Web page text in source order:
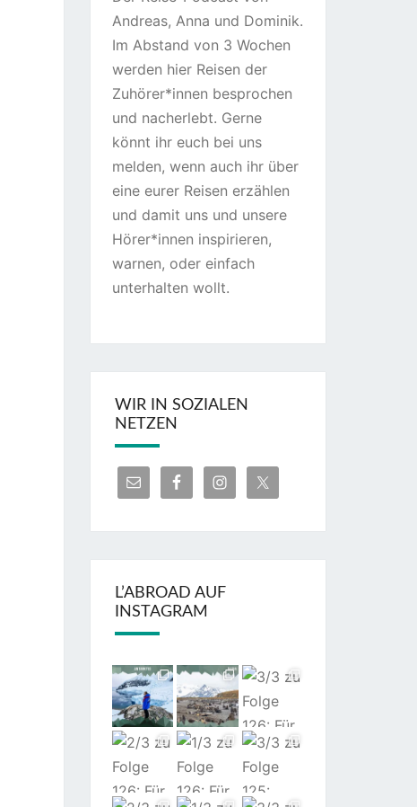
Andreas, Anna und Dominik.
Im Abstand von 3 Wochen
werden hier Reisen der
Zuhörer*innen besprochen
und nacherlebt. Gerne
könnt ihr euch bei uns
melden, wenn auch ihr über
eine eurer Reisen erzählen
und damit uns und unsere
Hörer*innen inspirieren,
warnen, oder einfach
unterhalten wollt.
WIR IN SOZIALEN
NETZEN
L’ABROAD AUF
INSTAGRAM